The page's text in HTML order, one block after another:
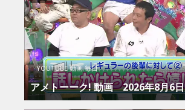
YOUTUBE 動画 毎日
アメトーーク! 動画 2026年8月6日